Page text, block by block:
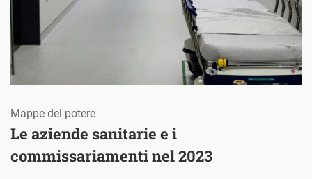
Le aziende sanitarie e i
commissariamenti nel 2023
Mappe del potere